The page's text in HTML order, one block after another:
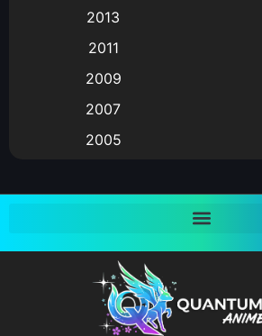
(9)
Big tits (นมใหญ่)
Bitch (ผู้หญิงร่าน)
Bondage (ทาส)(1)
(1)
2013
2011
2009
2007
2005
2001
1997
1993
1991